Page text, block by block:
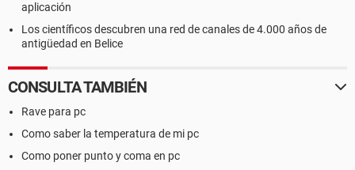
aplicación
Los científicos descubren una red de canales de 4.000 años de
antigüedad en Belice
CONSULTA TAMBIÉN
Rave para pc
Como saber la temperatura de mi pc
Como poner punto y coma en pc